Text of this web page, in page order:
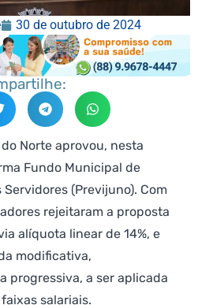
30 de outubro de 2024
Norte aprovou, nesta
Fundo Municipal de
(Previjuno). Com
rejeitaram a proposta
alíquota linear de 14%, e
modificativa,
progressiva, a ser aplicada
salariais.